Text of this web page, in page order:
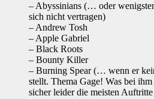
– Abyssinians (… oder
sich nicht vertragen)
– Andrew Tosh
– Apple Gabriel
– Black Roots
– Bounty Killer
– Burning Spear (… wenn er
stellt. Thema Gage! Was bei
sicher leider die meisten